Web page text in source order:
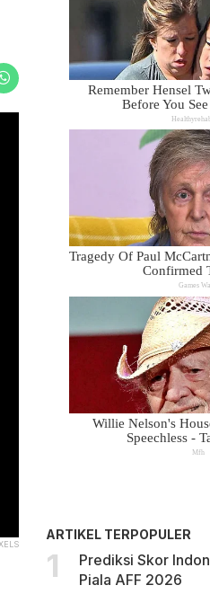
ARTIKEL TERPOPULER
Prediksi Skor
Piala AFF 2026